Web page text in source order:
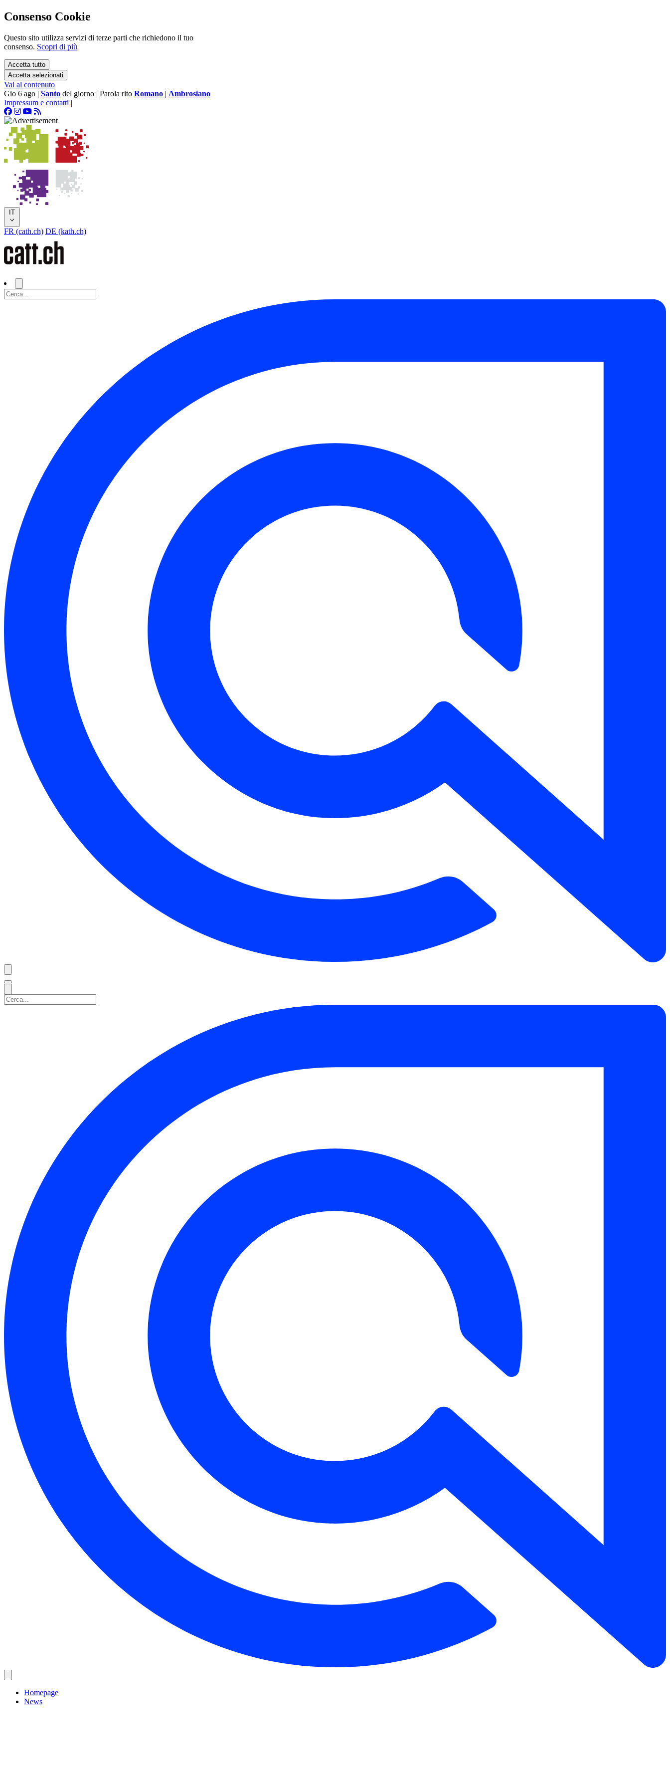
Consenso Cookie
Questo sito utilizza servizi di terze parti che richiedono il tuo
consenso. Scopri di più
Accetta tutto
Accetta selezionati
Vai al contenuto
Gio 6 ago | Santo del giorno | Parola rito Romano | Ambrosiano
Impressum e contatti |
IT
FR (cath.ch) DE (kath.ch)
Homepage
News